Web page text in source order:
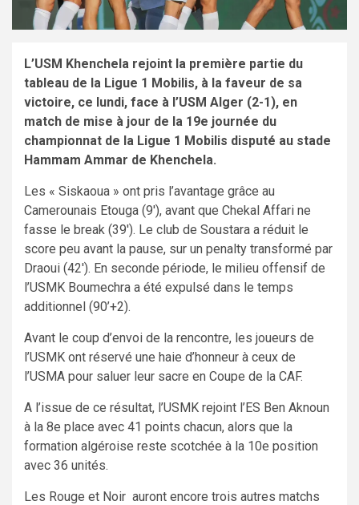
L’USM Khenchela rejoint la première partie du
tableau de la Ligue 1 Mobilis, à la faveur de sa
victoire, ce lundi, face à l’USM Alger (2-1), en
match de mise à jour de la 19e journée du
championnat de la Ligue 1 Mobilis disputé au stade
Hammam Ammar de Khenchela.
Les « Siskaoua » ont pris l’avantage grâce au
Camerounais Etouga (9′), avant que Chekal Affari ne
fasse le break (39′). Le club de Soustara a réduit le
score peu avant la pause, sur un penalty transformé par
Draoui (42′). En seconde période, le milieu offensif de
l’USMK Boumechra a été expulsé dans le temps
additionnel (90’+2).
Avant le coup d’envoi de la rencontre, les joueurs de
l’USMK ont réservé une haie d’honneur à ceux de
l’USMA pour saluer leur sacre en Coupe de la CAF.
A l’issue de ce résultat, l’USMK rejoint l’ES Ben Aknoun
à la 8e place avec 41 points chacun, alors que la
formation algéroise reste scotchée à la 10e position
avec 36 unités.
Les Rouge et Noir auront encore trois autres matchs